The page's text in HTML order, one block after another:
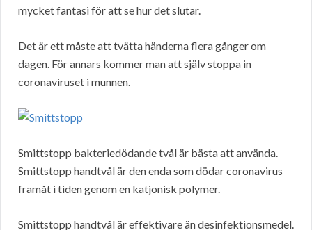
mycket fantasi för att se hur det slutar.
Det är ett måste att tvätta händerna flera gånger om
dagen. För annars kommer man att själv stoppa in
coronaviruset i munnen.
Smittstopp bakteriedödande tvål är bästa att använda.
Smittstopp handtvål är den enda som dödar coronavirus
framåt i tiden genom en katjonisk polymer.
Smittstopp handtvål är effektivare än desinfektionsmedel.